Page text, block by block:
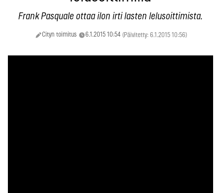
Frank Pasquale ottaa ilon irti lasten lelusoittimista.
Cityn toimitus 6.1.2015 10:54 (Päivitetty: 6.1.2015 10:56)